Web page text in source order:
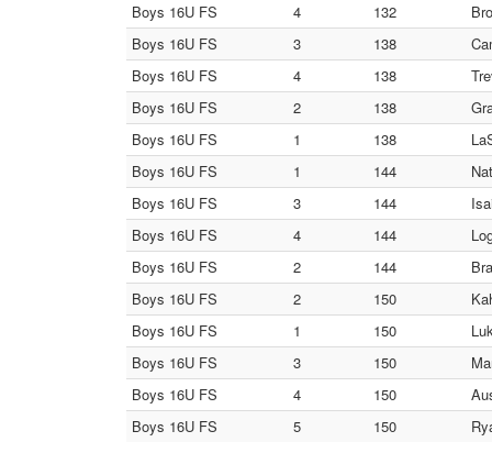
Boys 16U FS
4 132
Boys 16U FS
3 138
Boys 16U FS
4 138
Boys 16U FS
2 138
Boys 16U FS
1 138
Boys 16U FS
1 144
Boys 16U FS
3 144
Boys 16U FS
4 144
Boys 16U FS
2 144
Boys 16U FS
2 150
Boys 16U FS
1 150
Boys 16U FS
3 150
Boys 16U FS
4 150
Boys 16U FS
5 150